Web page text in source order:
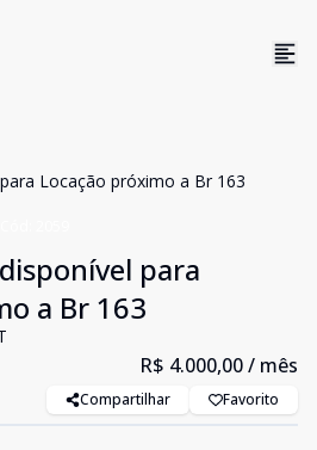
Locação próximo a Br 163
para
a Br 163
R$ 4.000,00/ mês
Compartilhar Favorito